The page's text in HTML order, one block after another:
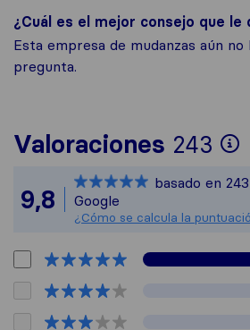
¿Cuál es el mejor consejo que le
Esta empresa de mudanzas aún
pregunta.
Valoraciones 243
9,8
basado en 243
Google
¿Cómo se calcula la